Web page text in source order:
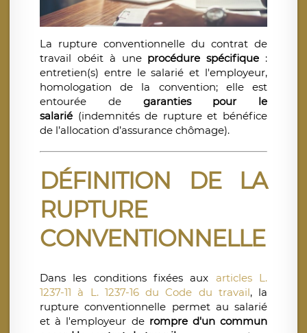
La rupture conventionnelle du contrat de
travail obéit à une procédure spécifique :
entretien(s) entre le salarié et l'employeur,
homologation de la convention; elle est
entourée de garanties pour le
salarié (indemnités de rupture et bénéfice
de l’allocation d’assurance chômage).
DÉFINITION DE LA
RUPTURE
CONVENTIONNELLE
Dans les conditions fixées aux articles L.
1237-11 à L. 1237-16 du Code du travail, la
rupture conventionnelle permet au salarié
et à l'employeur de rompre d'un commun